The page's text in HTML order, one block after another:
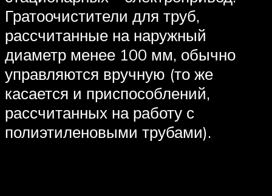
Гратоочистители для труб,
рассчитанные на наружный
диаметр менее 100 мм, обычно
управляются вручную (то же
касается и приспособлений,
рассчитанных на работу с
полиэтиленовыми трубами).